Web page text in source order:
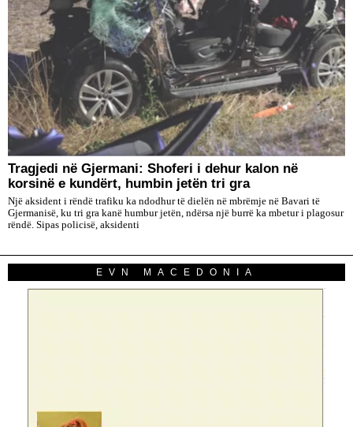
Tragjedi në Gjermani: Shoferi i dehur kalon në
korsinë e kundërt, humbin jetën tri gra
Një aksident i rëndë trafiku ka ndodhur të dielën në mbrëmje në Bavari të
Gjermanisë, ku tri gra kanë humbur jetën, ndërsa një burrë ka mbetur i plagosur
rëndë. Sipas policisë, aksidenti
EVN MACEDONIA